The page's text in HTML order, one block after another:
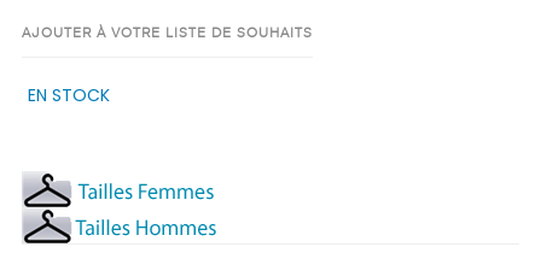
AJOUTER À VOTRE LISTE DE SOUHAITS
EN STOCK